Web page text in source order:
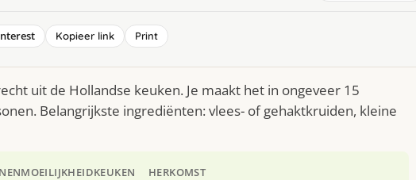
Kopieer link Print
uit de Hollandse keuken. Je maakt het in ongeveer 15
Belangrijkste ingrediënten: vlees- of gehaktkruiden, kleine
MOEILIJKHEIDKEUKEN HERKOMST